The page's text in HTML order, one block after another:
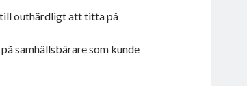
outhärdligt att titta på
samhällsbärare som kunde